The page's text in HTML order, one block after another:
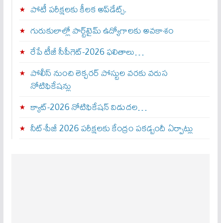
పోటీ పరీక్షలకు కీలక అప్‌డేట్స్.
గురుకులాల్లో పార్ట్‌టైమ్ ఉద్యోగాలకు అవకాశం
రేపే టీజీ సీపీగెట్‌-2026 ఫలితాలు…
పోలీస్ నుంచి లెక్చరర్ పోస్టుల వరకు వరుస
నోటిఫికేషన్లు
క్యాట్-2026 నోటిఫికేషన్ విడుదల…
నీట్-పీజీ 2026 పరీక్షలకు కేంద్రం పకడ్బందీ ఏర్పాట్లు